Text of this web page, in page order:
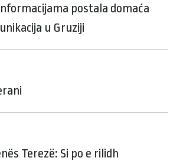
postala domaća
u Gruziji
Terezë: Si po e rilidh